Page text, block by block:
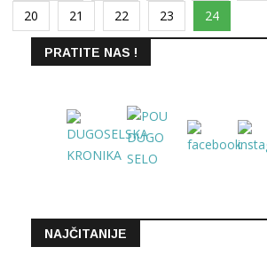
20
21 22 23 24
PRATITE NAS !
NAJČITANIJE